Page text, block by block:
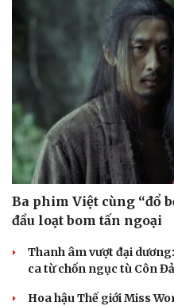
Ba phim Việt cùng “đổ
đầu loạt bom tấn ngoại
Thanh âm vượt đại
ca từ chốn ngục tù Côn
Hoa hậu Thế giới Miss